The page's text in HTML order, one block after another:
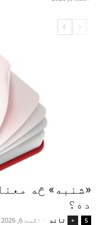
«شنبه» څه
ده؟
+ تاند - اګست 6, 2026 5